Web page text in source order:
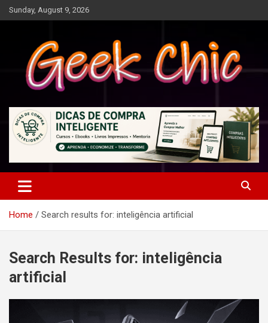
Skip
to
Sunday, August 9, 2026
Geek Chic
Home Search results for: inteligência artificial
Search Results for: inteligência
artificial